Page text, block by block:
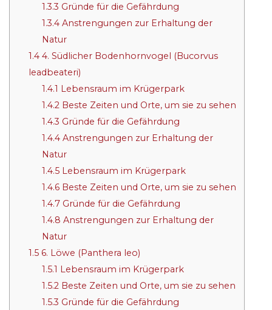
1.3.3 Gründe für die Gefährdung
1.3.4Anstrengungen zur Erhaltung der
Natur
1.4 4. Südlicher Bodenhornvogel (Bucorvus
leadbeateri)
1.4.1 Lebensraum im Krügerpark
1.4.2 Beste Zeiten und Orte, um sie zu sehen
1.4.3 Gründe für die Gefährdung
1.4.4Anstrengungen zur Erhaltung der
Natur
1.4.5Lebensraum im Krügerpark
1.4.6Beste Zeiten und Orte, um sie zu sehen
1.4.7Gründe für die Gefährdung
1.4.8 Anstrengungen zur Erhaltung der
Natur
1.5 6. Löwe (Panthera leo)
1.5.1 Lebensraum im Krügerpark
1.5.2 Beste Zeiten und Orte, um sie zu sehen
1.5.3 Gründe für die Gefährdung